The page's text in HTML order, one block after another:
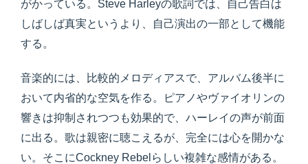
がかっている。Steve Harleyの歌詞では、自己告白は
しばしば真実というより、自己演出の一部として機能
する。
音楽的には、比較的メロディアスで、アルバム後半に
おいて内省的な空気を作る。ピアノやヴァイオリンの
響きは抑制されつつも効果的で、ハーレイの声が前面
に出る。歌は親密に聴こえるが、完全には心を開かな
い。そこにCockney Rebelらしい複雑な感情がある。